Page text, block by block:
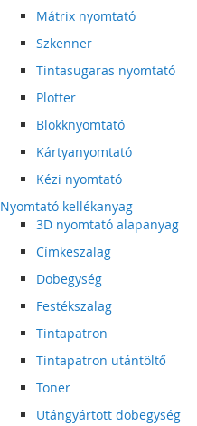
Mátrix nyomtató
Szkenner
Tintasugaras nyomtató
Plotter
Blokknyomtató
Kártyanyomtató
Kézi nyomtató
Nyomtató kellékanyag
3D nyomtató alapanyag
Címkeszalag
Dobegység
Festékszalag
Tintapatron
Tintapatron utántöltő
Toner
Utángyártott dobegység